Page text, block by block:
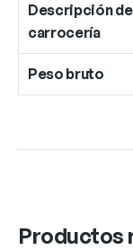
Descripción
carrocería
Peso bruto
Productos